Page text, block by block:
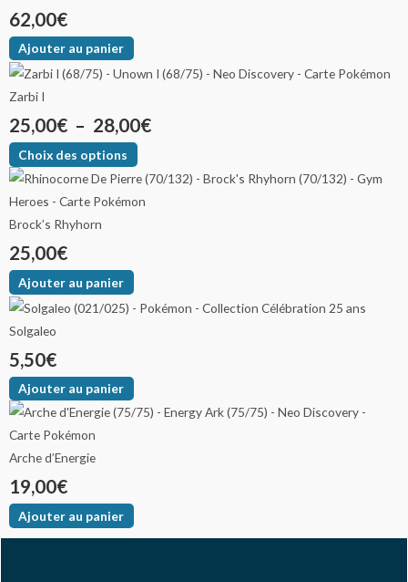
62,00€
Ajouter au panier
Zarbi I
25,00€ – 28,00€
Choix des options
Brock’s Rhyhorn
25,00€
Ajouter au panier
Solgaleo
5,50€
Ajouter au panier
Arche d’Energie
19,00€
Ajouter au panier